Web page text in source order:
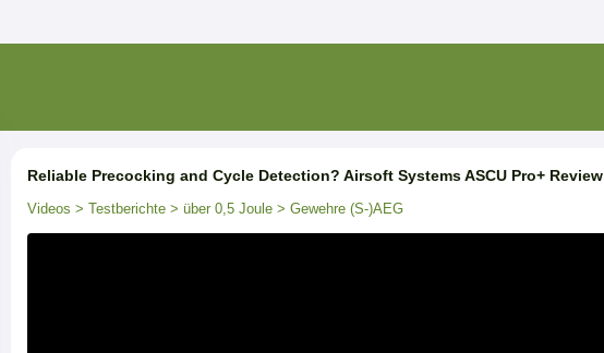
Reliable Precocking and Cycle Detection? Airsoft Systems ASCU Pro+ Review
Videos > Testberichte > über 0,5 Joule > Gewehre (S-)AEG